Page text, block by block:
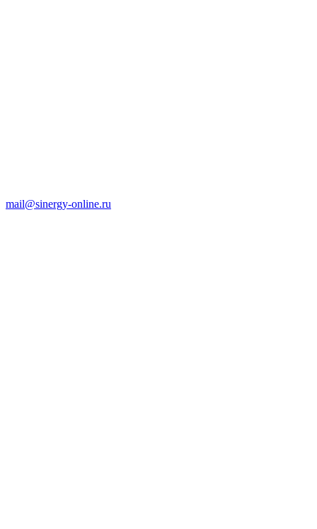
mail@sinergy-online.ru